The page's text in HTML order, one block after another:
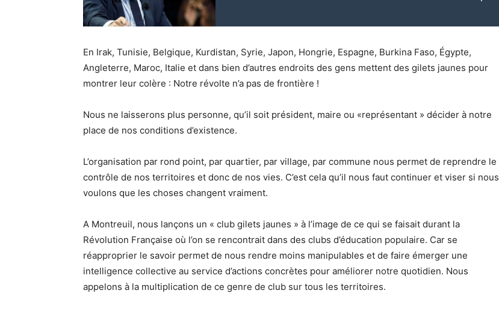
En Irak, Tunisie, Belgique, Kurdistan, Syrie, Japon, Hongrie, Espagne, Burkina Faso, Égypte,
Angleterre, Maroc, Italie et dans bien d’autres endroits des gens mettent des gilets jaunes pour
montrer leur colère : Notre révolte n’a pas de frontière !
Nous ne laisserons plus personne, qu’il soit président, maire ou «représentant » décider à notre
place de nos conditions d’existence.
L’organisation par rond point, par quartier, par village, par commune nous permet de reprendre le
contrôle de nos territoires et donc de nos vies. C’est cela qu’il nous faut continuer et viser si nous
voulons que les choses changent vraiment.
A Montreuil, nous lançons un « club gilets jaunes » à l’image de ce qui se faisait durant la
Révolution Française où l’on se rencontrait dans des clubs d’éducation populaire. Car se
réapproprier le savoir permet de nous rendre moins manipulables et de faire émerger une
intelligence collective au service d’actions concrètes pour améliorer notre quotidien. Nous
appelons à la multiplication de ce genre de club sur tous les territoires.